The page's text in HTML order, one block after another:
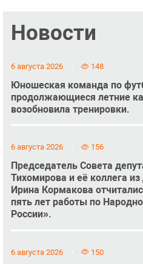
Новости
6 августа 2026 148
Юношеская команда по
продолжающиеся летние
возобновила тренировки.
6 августа 2026 156
Председатель Совета
Тихомирова и её коллега из
Ирина Кормакова
пять лет работы по
России».
6 августа 2026 150